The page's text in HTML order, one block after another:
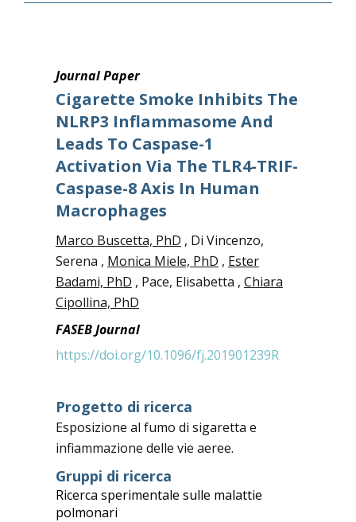
Journal Paper
Cigarette Smoke Inhibits The
NLRP3 Inflammasome And
Leads To Caspase-1
Activation Via The TLR4-TRIF-
Caspase-8 Axis In Human
Macrophages
Marco Buscetta, PhD , Di Vincenzo,
Serena , Monica Miele, PhD , Ester
Badami, PhD , Pace, Elisabetta , Chiara
Cipollina, PhD
FASEB Journal
https://doi.org/10.1096/fj.201901239R
Progetto di ricerca
Esposizione al fumo di sigaretta e
infiammazione delle vie aeree.
Gruppi di ricerca
Ricerca sperimentale sulle malattie
polmonari